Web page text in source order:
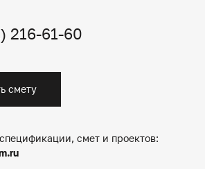
216-61-60
смету
смет и проектов: